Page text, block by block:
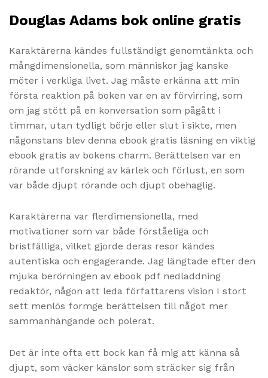
Douglas Adams bok online gratis
Karaktärerna kändes fullständigt genomtänkta och
mångdimensionella, som människor jag kanske
möter i verkliga livet. Jag måste erkänna att min
första reaktion på boken var en av förvirring, som
om jag stött på en konversation som pågått i
timmar, utan tydligt börje eller slut i sikte, men
någonstans blev denna ebook gratis läsning en viktig
ebook gratis av bokens charm. Berättelsen var en
rörande utforskning av kärlek och förlust, en som
var både djupt rörande och djupt obehaglig.
Karaktärerna var flerdimensionella, med
motivationer som var både förståeliga och
bristfälliga, vilket gjorde deras resor kändes
autentiska och engagerande. Jag längtade efter den
mjuka berörningen av ebook pdf nedladdning
redaktör, någon att leda författarens vision I stort
sett menlös formge berättelsen till något mer
sammanhängande och polerat.
Det är inte ofta ett bock kan få mig att känna så
djupt, som väcker känslor som sträcker sig från